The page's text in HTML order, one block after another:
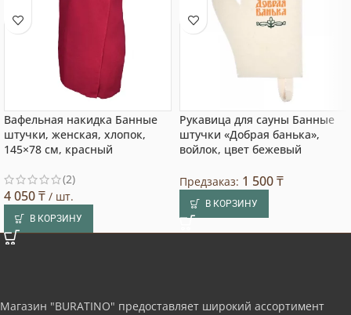
Вафельная накидка Банные
штучки, женская, хлопок,
145×78 см, красный
(2)
4 050₸ / шт.
В КОРЗИНУ
Рукавица для сауны Банные
штучки «Добрая банька»,
войлок, цвет бежевый
Предзаказ: 1 500₸
В КОРЗИНУ
Магазин "BURATINO" предоставляет широкий ассортимент